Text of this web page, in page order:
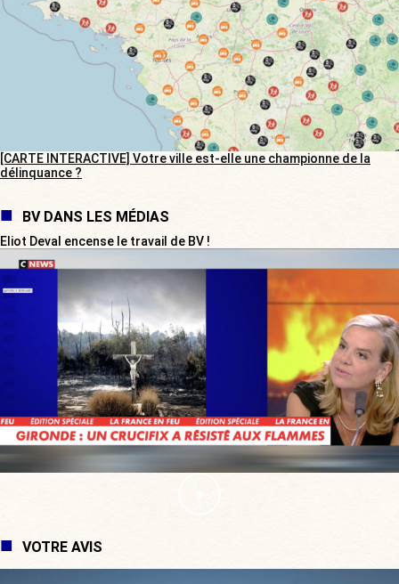
[CARTE INTERACTIVE] Votre ville est-elle une championne de la
délinquance ?
BV DANS LES MÉDIAS
Eliot Deval encense le travail de BV !
VOTRE AVIS